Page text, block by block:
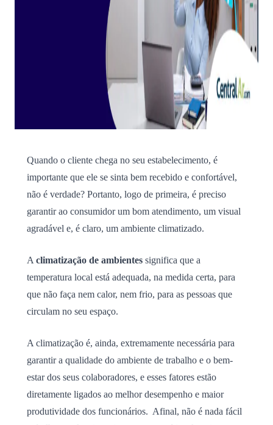
Quando o cliente chega no seu estabelecimento, é
importante que ele se sinta bem recebido e confortável,
não é verdade? Portanto, logo de primeira, é preciso
garantir ao consumidor um bom atendimento, um visual
agradável e, é claro, um ambiente climatizado.
A climatização de ambientes significa que a
temperatura local está adequada, na medida certa, para
que não faça nem calor, nem frio, para as pessoas que
circulam no seu espaço.
A climatização é, ainda, extremamente necessária para
garantir a qualidade do ambiente de trabalho e o bem-
estar dos seus colaboradores, e esses fatores estão
diretamente ligados ao melhor desempenho e maior
produtividade dos funcionários. Afinal, não é nada fácil